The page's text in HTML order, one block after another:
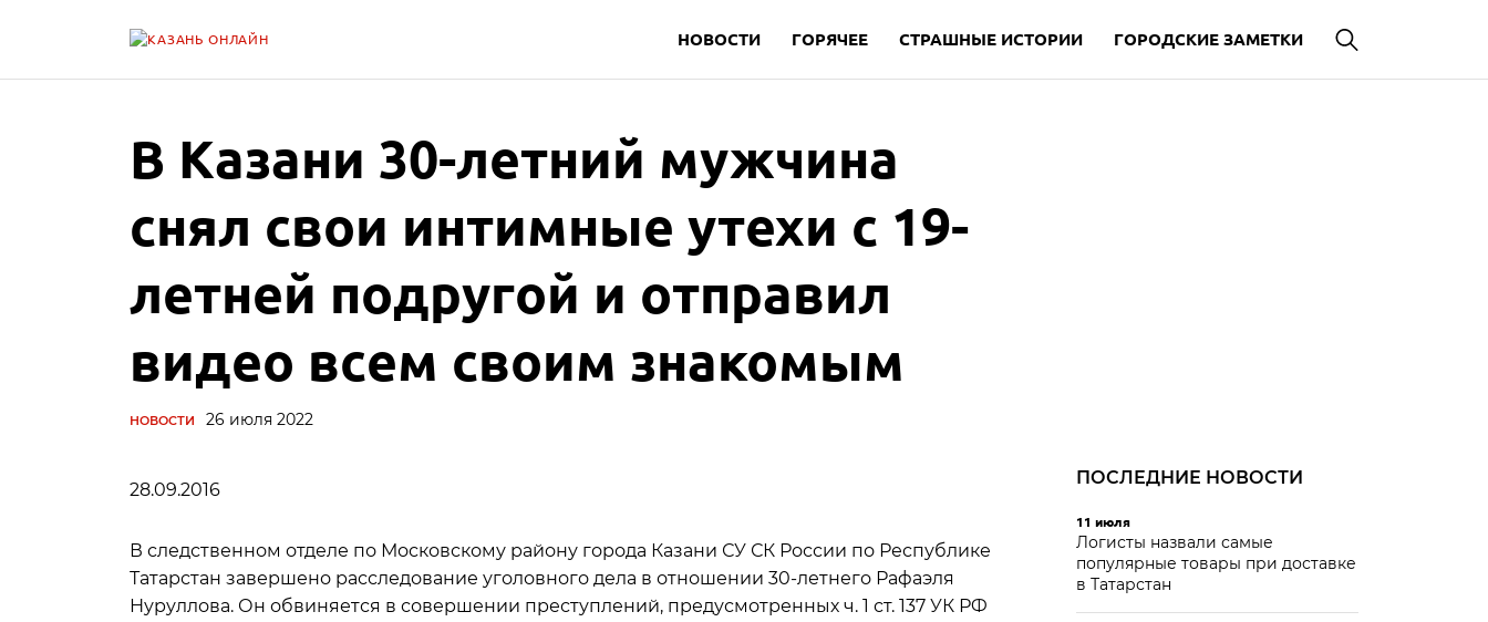
НОВОСТИ ГОРЯЧЕЕ СТРАШНЫЕ ИСТОРИИ ГОРОДСКИЕ ЗАМЕТКИ
В Казани 30-летний мужчина
снял свои интимные утехи с 19-
летней подругой и отправил
видео всем своим знакомым
НОВОСТИ 26 июля 2022
28.09.2016
В следственном отделе по Московскому району города Казани СУ СК России по Республике
Татарстан завершено расследование уголовного дела в отношении 30-летнего Рафаэля
Нуруллова. Он обвиняется в совершении преступлений, предусмотренных ч. 1 ст. 137 УК РФ
ПОСЛЕДНИЕ НОВОСТИ
11 июля
Логисты назвали самые
популярные товары при доставке
в Татарстан